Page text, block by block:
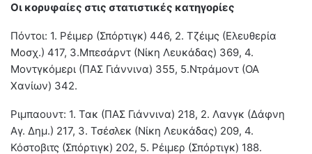
Οι κορυφαίες στις στατιστικές κατηγορίες
Πόντοι: 1. Ρέιμερ (Σπόρτιγκ) 446, 2. Τζέιμς (Ελευθερία
Μοσχ.) 417, 3.Μπεσάρντ (Νίκη Λευκάδας) 369, 4.
Μοντγκόμερι (ΠΑΣ Γιάννινα) 355, 5.Ντράμοντ (ΟΑ
Χανίων) 342.
Ριμπαουντ: 1. Τακ (ΠΑΣ Γιάννινα) 218, 2. Λανγκ (Δάφνη
Αγ. Δημ.) 217, 3. Τσέσλεκ (Νίκη Λευκάδας) 209, 4.
Κόστοβιτς (Σπόρτιγκ) 202, 5. Ρέιμερ (Σπόρτιγκ) 188.